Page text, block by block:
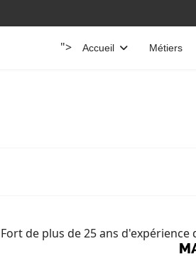
"> Accueil Métiers
Fort de plus de 25 ans